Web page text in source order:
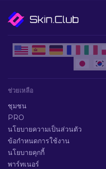
ช่วยเหลือ
ชุมชน
PRO
นโยบายความเป็นส่วนตัว
ข้อกำหนดการใช้งาน
นโยบายคุกกี้
พาร์ทเนอร์